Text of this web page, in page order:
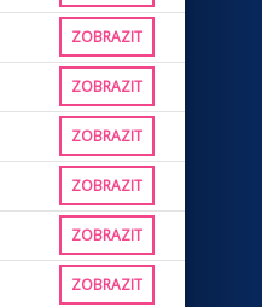
ZOBRAZIT
ZOBRAZIT
ZOBRAZIT
ZOBRAZIT
ZOBRAZIT
ZOBRAZIT